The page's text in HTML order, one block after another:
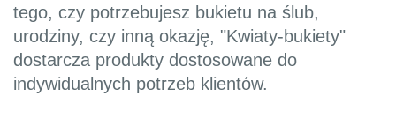
tego, czy potrzebujesz bukietu na ślub,
urodziny, czy inną okazję, "Kwiaty-bukiety"
dostarcza produkty dostosowane do
indywidualnych potrzeb klientów.